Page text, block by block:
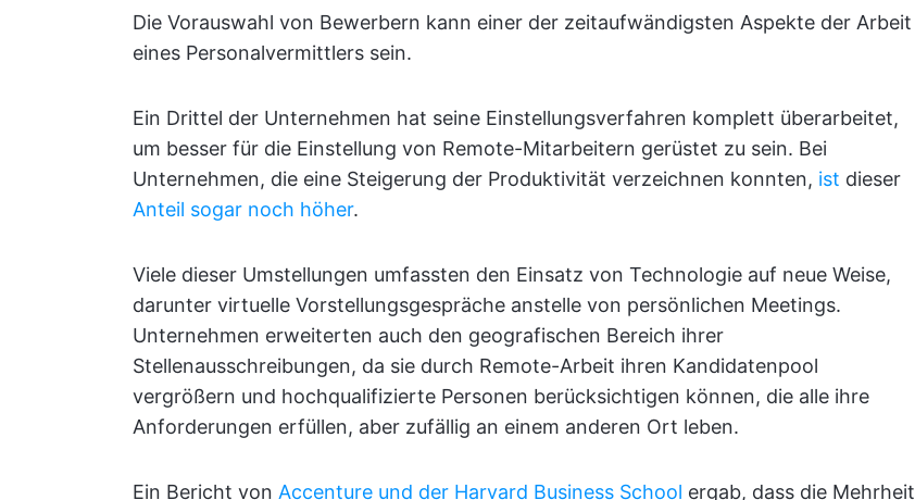
Die Vorauswahl von Bewerbern kann einer der zeitaufwändigsten Aspekte der Arbeit
eines Personalvermittlers sein.
Ein Drittel der Unternehmen hat seine Einstellungsverfahren komplett überarbeitet,
um besser für die Einstellung von Remote-Mitarbeitern gerüstet zu sein. Bei
Unternehmen, die eine Steigerung der Produktivität verzeichnen konnten, ist dieser
Anteil sogar noch höher.
Viele dieser Umstellungen umfassten den Einsatz von Technologie auf neue Weise,
darunter virtuelle Vorstellungsgespräche anstelle von persönlichen Meetings.
Unternehmen erweiterten auch den geografischen Bereich ihrer
Stellenausschreibungen, da sie durch Remote-Arbeit ihren Kandidatenpool
vergrößern und hochqualifizierte Personen berücksichtigen können, die alle ihre
Anforderungen erfüllen, aber zufällig an einem anderen Ort leben.
Ein Bericht von Accenture und der Harvard Business School ergab, dass die Mehrheit